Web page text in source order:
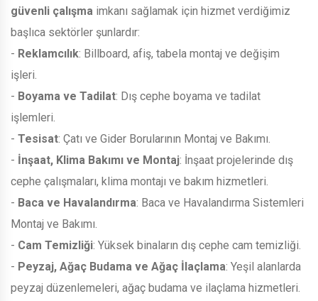
güvenli çalışma imkanı sağlamak için hizmet verdiğimiz
başlıca sektörler şunlardır:
- Reklamcılık: Billboard, afiş, tabela montaj ve değişim
işleri.
- Boyama ve Tadilat: Dış cephe boyama ve tadilat
işlemleri.
- Tesisat: Çatı ve Gider Borularının Montaj ve Bakımı.
- İnşaat, Klima Bakımı ve Montaj: İnşaat projelerinde dış
cephe çalışmaları, klima montajı ve bakım hizmetleri.
- Baca ve Havalandırma: Baca ve Havalandırma Sistemleri
Montaj ve Bakımı.
- Cam Temizliği: Yüksek binaların dış cephe cam temizliği.
- Peyzaj, Ağaç Budama ve Ağaç İlaçlama: Yeşil alanlarda
peyzaj düzenlemeleri, ağaç budama ve ilaçlama hizmetleri.